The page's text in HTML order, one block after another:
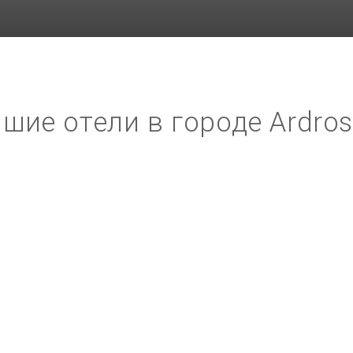
отели в городе